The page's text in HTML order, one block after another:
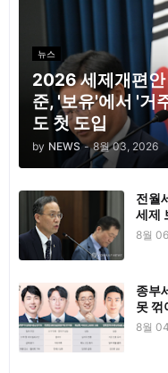
뉴스
2026 세제개편
준, '보유'에서 '거
도 첫 도입
by NEWS - 8월 03, 2026
전월
세제
8월
종부
못 꺾
8월